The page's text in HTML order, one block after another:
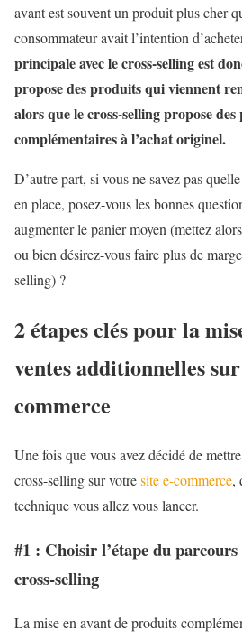
avant est souvent un produit plus cher
consommateur avait l’intention
principale avec le cross-selling est
propose des produits qui viennent
alors que le cross-selling propose
complémentaires à l’achat originel.
D’autre part, si vous ne savez pas
en place, posez-vous les bonnes
augmenter le panier moyen (mettez
ou bien désirez-vous faire plus de
selling) ?
2 étapes clés pour la
ventes additionnelles
commerce
Une fois que vous avez décidé de
cross-selling sur votresite e-commerce,
technique vous allez vous lancer.
#1 : Choisir l’étape du
cross-selling
La mise en avant de produits